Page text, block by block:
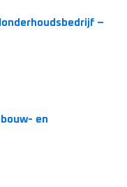
–
en